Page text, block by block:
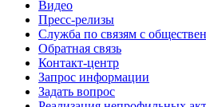
Видео
Пресс-релизы
Служба по связям с
Обратная связь
Контакт-центр
Запрос информации
Задать вопрос